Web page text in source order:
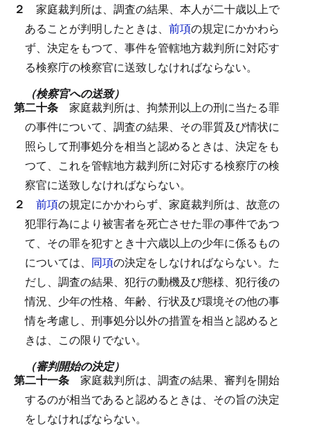
２ 家庭裁判所は、調査の結果、本人が二十歳以上で
あることが判明したときは、 前項の規定にかかわら
ず、決定をもつて、事件を管轄地方裁判所に対応す
る検察庁の検察官に送致しなければならない。
（検察官への送致）
第二十条 家庭裁判所は、拘禁刑以上の刑に当たる罪
の事件について、調査の結果、その罪質及び情状に
照らして刑事処分を相当と認めるときは、決定をも
つて、これを管轄地方裁判所に対応する検察庁の検
察官に送致しなければならない。
２ 前項の規定にかかわらず、家庭裁判所は、故意の
犯罪行為により被害者を死亡させた罪の事件であつ
て、その罪を犯すとき十六歳以上の少年に係るもの
については、 同項の決定をしなければならない。 た
だし、調査の結果、犯行の動機及び態様、犯行後の
情況、少年の性格、年齢、行状及び環境その他の事
情を考慮し、刑事処分以外の措置を相当と認めると
きは、この限りでない。
（審判開始の決定）
第二十一条 家庭裁判所は、調査の結果、審判を開始
するのが相当であると認めるときは、その旨の決定
をしなければならない。